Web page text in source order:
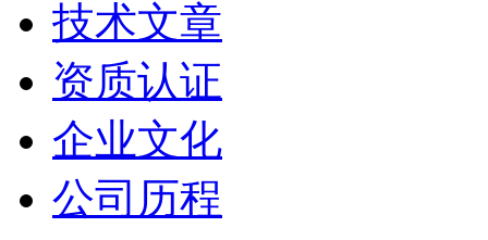
技术文章
资质认证
企业文化
公司历程